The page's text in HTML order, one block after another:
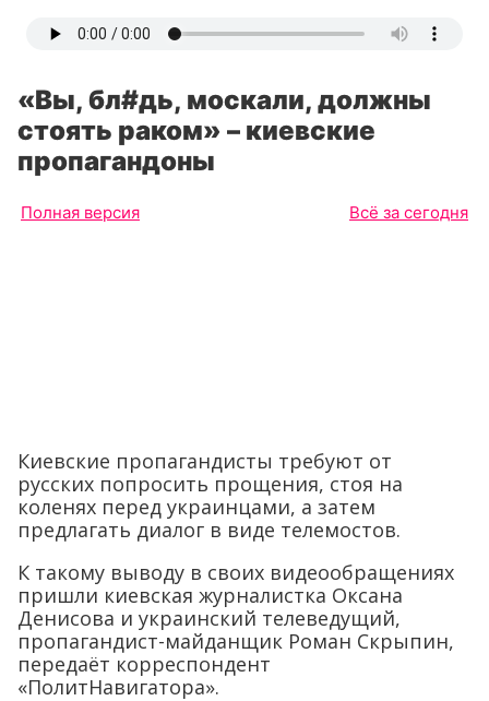
«Вы, бл#дь, москали, должны
стоять раком» – киевские
пропагандоны
Полная версия Всё за сегодня
Киевские пропагандисты требуют от
русских попросить прощения, стоя на
коленях перед украинцами, а затем
предлагать диалог в виде телемостов.
К такому выводу в своих видеообращениях
пришли киевская журналистка Оксана
Денисова и украинский телеведущий,
пропагандист-майданщик Роман Скрыпин,
передаёт корреспондент
«ПолитНавигатора».